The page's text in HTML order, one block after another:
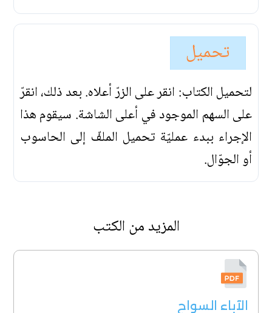
تحميل
لتحميل الكتاب: انقر على الزرّ أعلاه. بعد ذلك، انقرّ
على السهم الموجود في أعلى الشاشة. سيقوم هذا
الإجراء ببدء عمليّة تحميل الملفّ إلى الحاسوب
أو الجوّال.
المزيد من الكتب
الآباء السواح